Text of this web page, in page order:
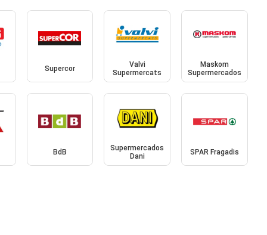
Supercor
Valvi
Supermercats
Maskom
Supermercados
BdB
Supermercados
Dani
SPAR Fragadis